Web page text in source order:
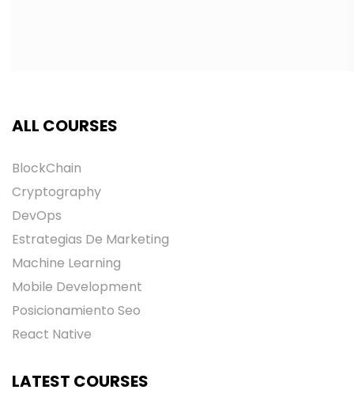
ALL COURSES
BlockChain
Cryptography
DevOps
Estrategias De Marketing
Machine Learning
Mobile Development
Posicionamiento Seo
React Native
LATEST COURSES